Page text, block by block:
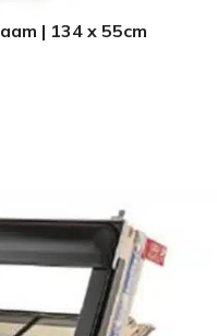
| 134 x 55cm